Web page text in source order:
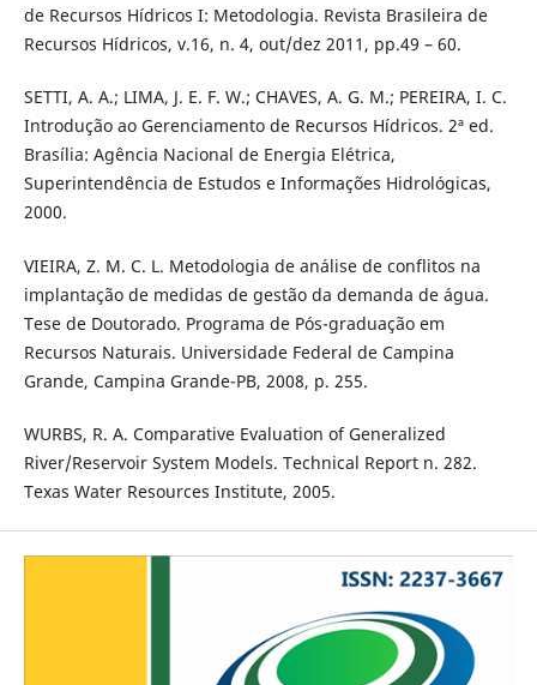
de Recursos Hídricos I: Metodologia. Revista Brasileira de
Recursos Hídricos, v.16, n. 4, out/dez 2011, pp.49 – 60.
SETTI, A. A.; LIMA, J. E. F. W.; CHAVES, A. G. M.; PEREIRA, I. C.
Introdução ao Gerenciamento de Recursos Hídricos. 2ª ed.
Brasília: Agência Nacional de Energia Elétrica,
Superintendência de Estudos e Informações Hidrológicas,
2000.
VIEIRA, Z. M. C. L. Metodologia de análise de conflitos na
implantação de medidas de gestão da demanda de água.
Tese de Doutorado. Programa de Pós-graduação em
Recursos Naturais. Universidade Federal de Campina
Grande, Campina Grande-PB, 2008, p. 255.
WURBS, R. A. Comparative Evaluation of Generalized
River/Reservoir System Models. Technical Report n. 282.
Texas Water Resources Institute, 2005.